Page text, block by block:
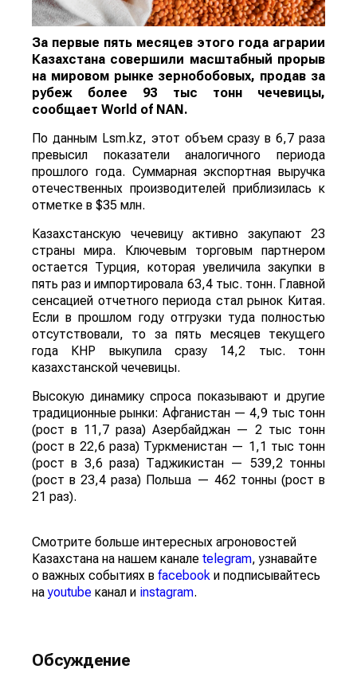
За первые пять месяцев этого года аграрии
Казахстана совершили масштабный прорыв
на мировом рынке зернобобовых, продав за
рубеж более 93 тыс тонн чечевицы,
сообщает World of NAN.
По данным Lsm.kz, этот объем сразу в 6,7 раза
превысил показатели аналогичного периода
прошлого года. Суммарная экспортная выручка
отечественных производителей приблизилась к
отметке в $35 млн.
Казахстанскую чечевицу активно закупают 23
страны мира. Ключевым торговым партнером
остается Турция, которая увеличила закупки в
пять раз и импортировала 63,4 тыс. тонн. Главной
сенсацией отчетного периода стал рынок Китая.
Если в прошлом году отгрузки туда полностью
отсутствовали, то за пять месяцев текущего
года КНР выкупила сразу 14,2 тыс. тонн
казахстанской чечевицы.
Высокую динамику спроса показывают и другие
традиционные рынки: Афганистан — 4,9 тыс тонн
(рост в 11,7 раза) Азербайджан — 2 тыс тонн
(рост в 22,6 раза) Туркменистан — 1,1 тыс тонн
(рост в 3,6 раза) Таджикистан — 539,2 тонны
(рост в 23,4 раза) Польша — 462 тонны (рост в
21 раз).
Смотрите больше интересных агроновостей
Казахстана на нашем канале telegram, узнавайте
о важных событиях в facebook и подписывайтесь
наyoutube канал и instagram.
Обсуждение